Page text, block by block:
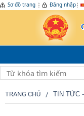
Sơ đồ trang Đăng nhập
TRANG CHỦ TIN TỨC